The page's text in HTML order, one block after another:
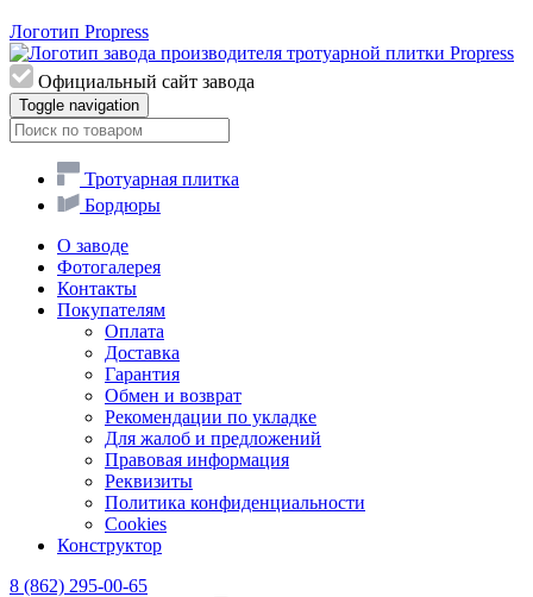
Логотип Propress
Официальный сайт завода
Toggle navigation
Тротуарная плитка
Бордюры
О заводе
Фотогалерея
Контакты
Покупателям
Оплата
Доставка
Гарантия
Обмен и возврат
Рекомендации по укладке
Для жалоб и предложений
Правовая информация
Реквизиты
Политика конфиденциальности
Cookies
Конструктор
8 (862) 295-00-65